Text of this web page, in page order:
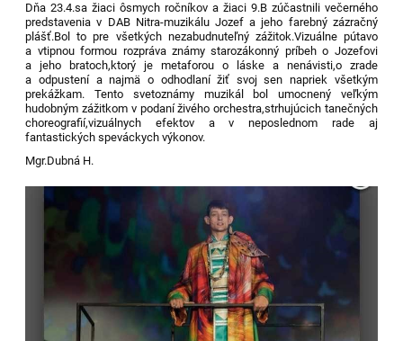
Dňa 23.4.sa žiaci ôsmych ročníkov a žiaci 9.B zúčastnili večerného
predstavenia v DAB Nitra-muzikálu Jozef a jeho farebný zázračný
plášť.Bol to pre všetkých nezabudnuteľný zážitok.Vizuálne pútavo
a vtipnou formou rozpráva známy starozákonný príbeh o Jozefovi
a jeho bratoch,ktorý je metaforou o láske a nenávisti,o zrade
a odpustení a najmä o odhodlaní žiť svoj sen napriek všetkým
prekážkam. Tento svetoznámy muzikál bol umocnený veľkým
hudobným zážitkom v podaní živého orchestra,strhujúcich tanečných
choreografií,vizuálnych efektov a v neposlednom rade aj
fantastických speváckych výkonov.
Mgr.Dubná H.